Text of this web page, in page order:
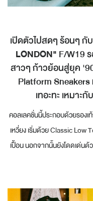
เปิดตัวไปสดๆ ร้อนๆ
LONDON" F/W19
สาวๆ ก้าวย้อนสู่ยุค
Platform
เทอะทะ เหมาะ
คอลเลคชั่นนี้ประกอบด้วยรองเ
เหวี่ยง เริ่มด้วย Classic
เปื้อน นอกจากนั้นยังโดดเด่น